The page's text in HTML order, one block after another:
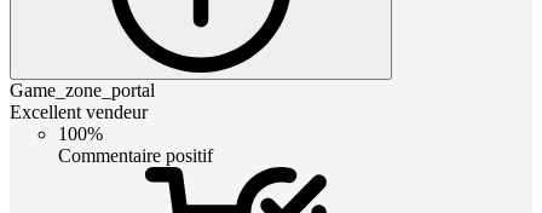
Game_zone_portal
Excellent vendeur
100%
Commentaire positif